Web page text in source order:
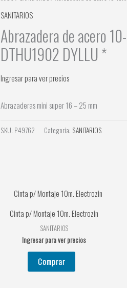
SANITARIOS
Abrazadera de acero
DTHU1902 DYLLU *
Ingresar para ver precios
Abrazaderas mini super 16 – 25 mm
SKU: P49762 Categoría: SANITARIOS
Cinta p/ Montaje 10m. Electrozin
SANITARIOS
Ingresar para ver precios
Comprar